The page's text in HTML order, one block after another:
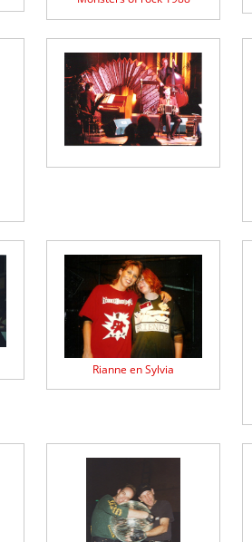
Rianne en Sylvia